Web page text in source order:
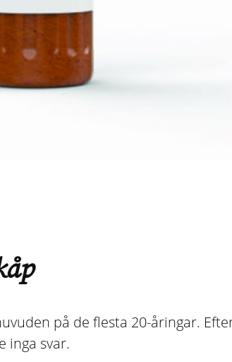
på de flesta 20-åringar.
inga svar.